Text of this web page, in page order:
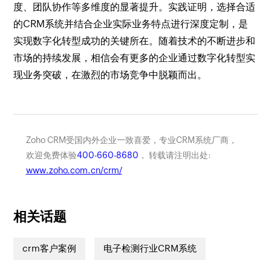
度、团队协作等多维度的显著提升。实践证明，选择合适
的CRM系统并结合企业实际业务特点进行深度定制，是
实现数字化转型成功的关键所在。随着技术的不断进步和
市场的持续发展，相信会有更多的企业通过数字化转型实
现业务突破，在激烈的市场竞争中脱颖而出。
Zoho CRM受国内外企业一致喜爱，专业CRM系统厂商，
欢迎免费体验400-660-8680 ， 转载请注明出处:
www.zoho.com.cn/crm/
相关话题
crm客户案例 电子检测行业CRM系统